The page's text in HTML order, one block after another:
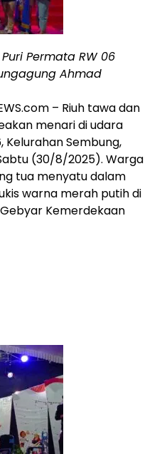
Permata RW 06
Ahmad
– Riuh tawa dan
menari di udara
Kelurahan Sembung,
(30/8/2025). Warga
tua menyatu dalam
warna merah putih di
Kemerdekaan